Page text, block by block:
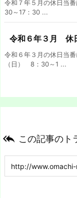
令和７年５月の休日当
30～17：30 ...
令和６年３月 休
令和６年３月の休日当
（日） 8：30～1 ...
 この記事のト